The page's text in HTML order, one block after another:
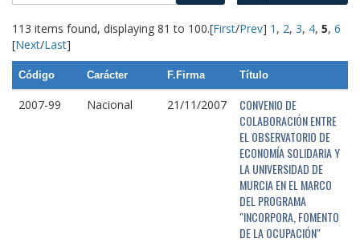
113 items found, displaying 81 to 100.[First/Prev] 1 , 2, 3, 4, 5, 6
[Next/Last]
Código Carácter F.Firma Título
2007-99 Nacional 21/11/2007
CONVENIO DE
COLABORACIÓN ENTRE
EL OBSERVATORIO DE
ECONOMÍA SOLIDARIA Y
LA UNIVERSIDAD DE
MURCIA EN EL MARCO
DEL PROGRAMA
"INCORPORA, FOMENTO
DE LA OCUPACIÓN"